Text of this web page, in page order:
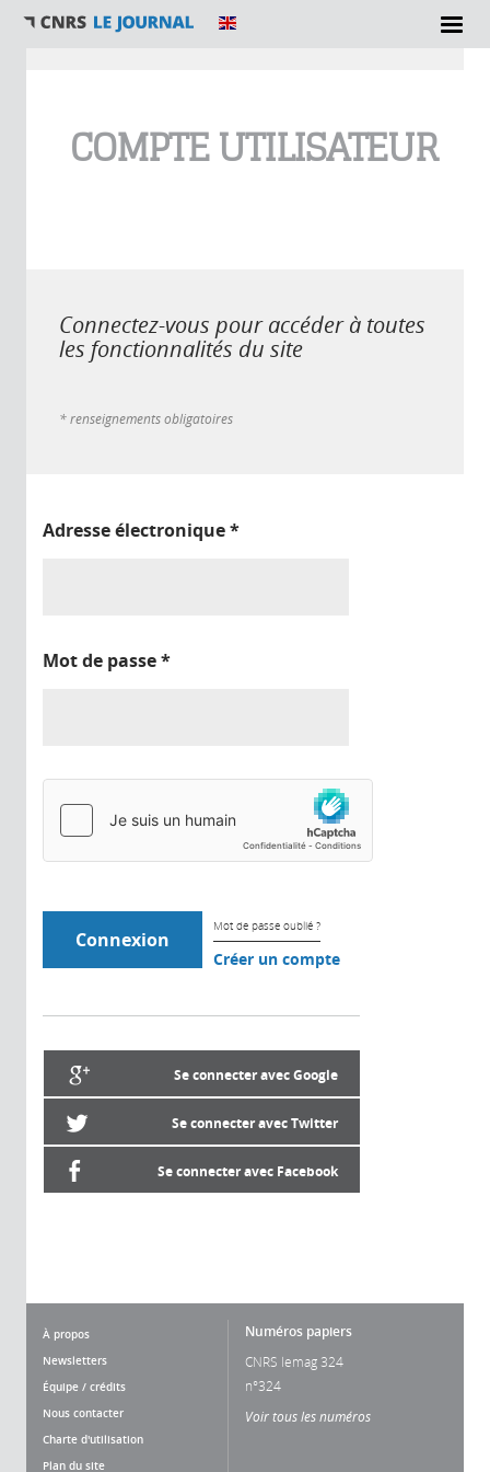
COMPTE UTILISATEUR
Connectez-vous pour accéder à toutes
les fonctionnalités du site
* renseignements obligatoires
Adresse électronique*
Mot de passe*
Mot de passe oublié ?
Créer un compte
Se connecter avec Google
Se connecter avec Twitter
Se connecter avec Facebook
À propos
Newsletters
Équipe / crédits
Nous contacter
Charte d'utilisation
Plan du site
Numéros papiers
CNRS lemag 324
n°324
Voir tous les numéros